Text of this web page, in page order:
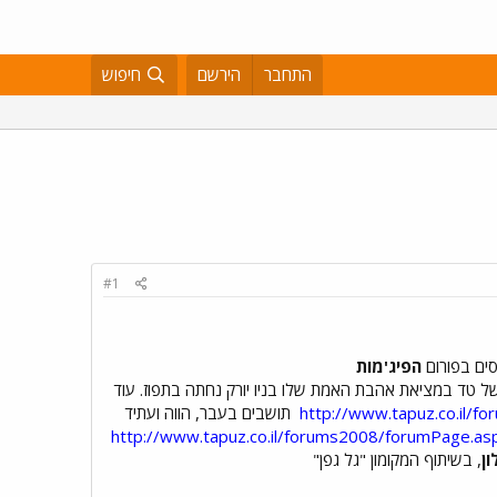
התחבר הירשם חיפוש
#1
בפורום הפיג'מות
טד במציאת אהבת האמת שלו בניו יורק נחתה בתפוז. עוד
http://www.tapuz.co.il/ תושבים בעבר, הווה ועתיד
http://www.tapuz.co.il/forums2008/
, בשיתוף המקומון "גל גפן"